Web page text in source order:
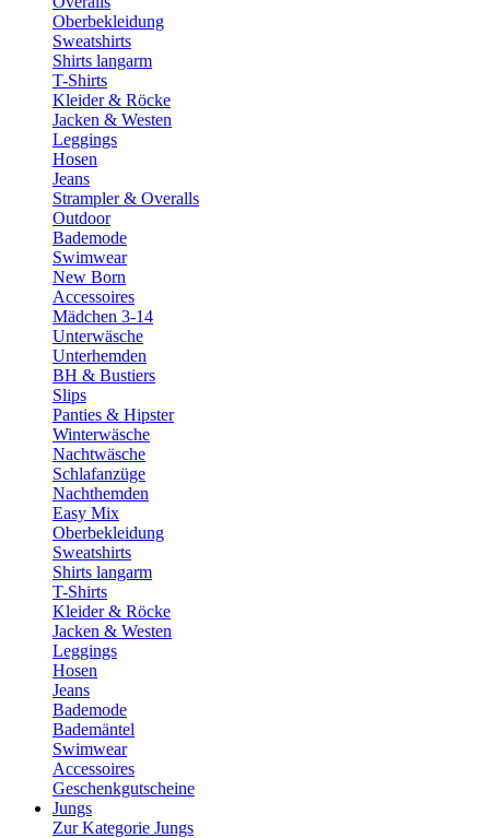
Oberbekleidung
Sweatshirts
Shirts langarm
T-Shirts
Kleider & Röcke
Jacken & Westen
Leggings
Hosen
Jeans
Strampler & Overalls
Outdoor
Bademode
Swimwear
New Born
Accessoires
Mädchen 3-14
Unterwäsche
Unterhemden
BH & Bustiers
Slips
Panties & Hipster
Winterwäsche
Nachtwäsche
Schlafanzüge
Nachthemden
Easy Mix
Oberbekleidung
Sweatshirts
Shirts langarm
T-Shirts
Kleider & Röcke
Jacken & Westen
Leggings
Hosen
Jeans
Bademode
Bademäntel
Swimwear
Accessoires
Geschenkgutscheine
Jungs
Zur Kategorie Jungs